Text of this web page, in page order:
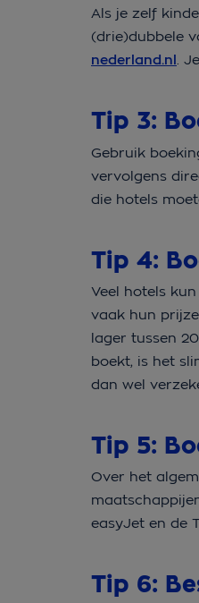
Als je zelf
(drie)dubbele
nederland.nl.
Tip 3:
Gebruik
vervolgens
die hotels
Tip 4:
Veel hotels
vaak hun
lager tussen
boekt, is het
dan wel
Tip 5:
Over het
easyJet en de
Tip 6: